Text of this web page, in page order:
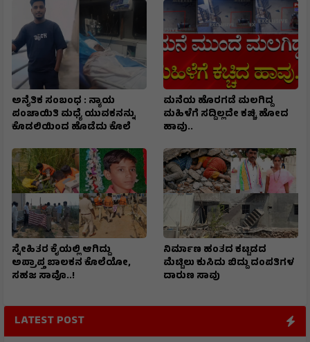
ಅನೈತಿಕ ಸಂಬಂಧ : ನ್ಯಾಯ
ಪಂಚಾಯಿತಿ ಮಧ್ಯೆ ಯುವಕನನ್ನು
ಕೊಡಲಿಯಿಂದ ಹೊಡೆದು ಕೊಲೆ
ಮನೆಯ ಹೊರಗಡೆ ಮಲಗಿದ್ದ
ಮಹಿಳೆಗೆ ಸದ್ದಿಲ್ಲದೇ ಕಚ್ಚಿ ಹೋದ
ಹಾವು..
ಸ್ನೇಹಿತರ ಕೈಯಲ್ಲಿ ಆಗಿದ್ದು
ಅಪ್ರಾಪ್ತ ಬಾಲಕನ ಕೊಲೆಯೋ‌,
ಸಹಜ ಸಾವೊ..!
ನಿರ್ಮಾಣ ಹಂತದ ಕಟ್ಟಡದ
ಮೆಟ್ಟಿಲು ಕುಸಿದು ಬಿದ್ದು ದಂಪತಿಗಳ
ದಾರುಣ ಸಾವು
LATEST POST